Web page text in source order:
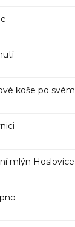
koše po svém
mlýn Hoslovice